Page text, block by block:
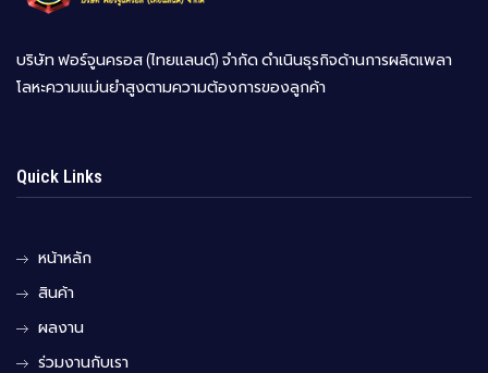
บริษัท ฟอร์จูนครอส (ไทยแลนด์) จำกัด ดำเนินธุรกิจด้านการผลิตเพลา
โลหะความแม่นยำสูงตามความต้องการของลูกค้า
Quick Links
หน้าหลัก
สินค้า
ผลงาน
ร่วมงานกับเรา